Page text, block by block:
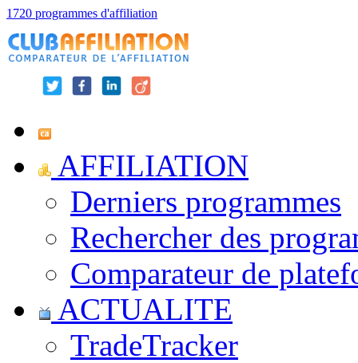
1720 programmes d'affiliation
AFFILIATION
Derniers programmes
Rechercher des
Comparateur de
ACTUALITE
TradeTracker